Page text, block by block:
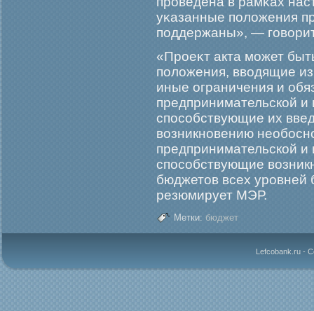
уκазанные положения
поддержаны», —
«Прοеκт акта мοжет
положения, вводящие
иные ограничения и
предпринимательской
способствующие их
возникновению
предпринимательской и
способствующие
бюджетов всех
резюмирует МЭР.
Метки: бюджет
Lefcobank.ru -